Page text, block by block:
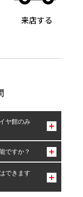
ヤ館のみ
す。
ですか？
、同時にご予約が
できます